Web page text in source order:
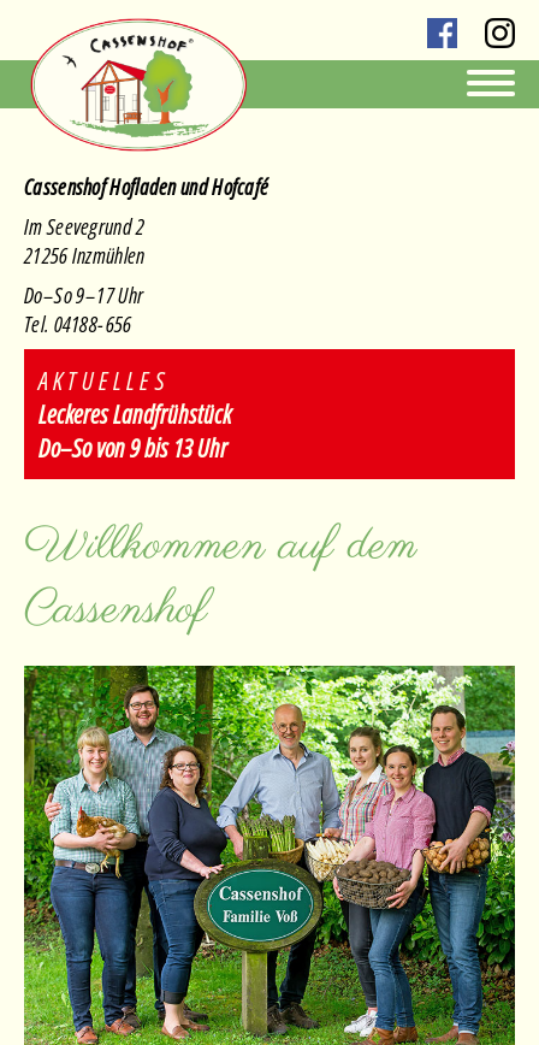
Cassenshof Hofladen und Hofcafé
Im Seevegrund 2
21256 Inzmühlen
Do–So 9–17 Uhr
Tel. 04188-656
AKTUELLES
Leckeres Landfrühstück
Do–So von 9 bis 13 Uhr
Willkommen auf dem
Cassenshof